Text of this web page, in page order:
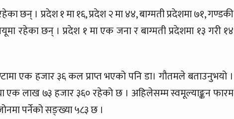
छन् । प्रदेश १ मा १६, प्रदेश २ मा ४४, बाग्मती प्रदेशमा ७१, गण्डकी
रहेका छन् । प्रदेश १ मा एक जना र बाग्मती प्रदेशमा १३ गरी १४
एक हजार ३६ कल प्राप्त भएको पनि डा। गौतमले बताउनुभयो ।
एक लाख ७३ हजार ३६० रहेको छ । अहिलेसम्म स्वमूल्याङ्कन फारम
पर्नेको सङ्ख्या ५८३ छ ।